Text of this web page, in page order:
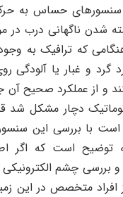
حساس به
شدن ناگهانی درب در
که ترافیک به
گرد و غبار یا آلودگی
و از عملکرد صحیح آن
دچار مشکل شد
است با بررسی این
توضیح است که اگر
چشم‌ الکترونیکی
افراد متخصص در این